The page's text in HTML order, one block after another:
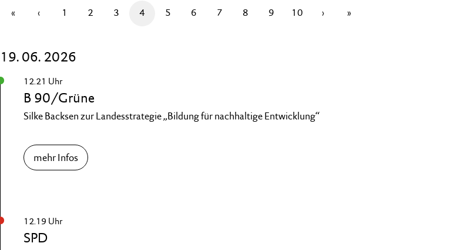
« ‹ 1 2 3 4 5 6 7 8 9 10 › »
19. 06. 2026
12.21 Uhr
B 90/Grüne
Silke Backsen zur Landesstrategie „Bildung für nachhaltige Entwicklung“
mehr Infos
12.19 Uhr
SPD